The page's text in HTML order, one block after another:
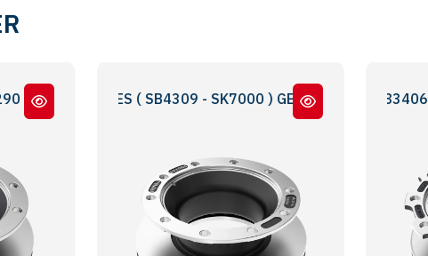
( SB4309 - SK7000 ) GENİŞ BOĞAZ YENİ MODEL
0308834020 - 0308834060 -